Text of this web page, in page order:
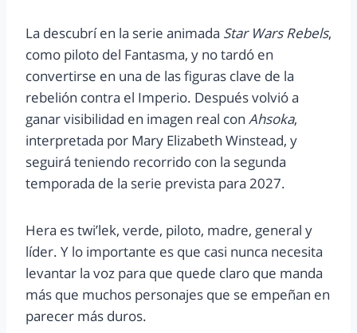
La descubrí en la serie animada Star Wars Rebels,
como piloto del Fantasma, y no tardó en
convertirse en una de las figuras clave de la
rebelión contra el Imperio. Después volvió a
ganar visibilidad en imagen real con Ahsoka,
interpretada por Mary Elizabeth Winstead, y
seguirá teniendo recorrido con la segunda
temporada de la serie prevista para 2027.
Hera es twi’lek, verde, piloto, madre, general y
líder. Y lo importante es que casi nunca necesita
levantar la voz para que quede claro que manda
más que muchos personajes que se empeñan en
parecer más duros.